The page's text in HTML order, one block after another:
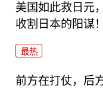
美国如此救日元
收割日本的阳谋！
最热
前方在打仗，后